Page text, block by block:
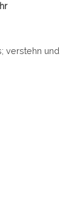
verstehn und